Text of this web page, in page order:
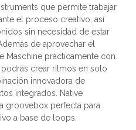
que permite trabajar
el proceso creativo, así
sin necesidad de estar
de aprovechar el
Maschine prácticamente con
crear ritmos en solo
innovadora de
integrados. Native
groovebox perfecta para
a base de loops.